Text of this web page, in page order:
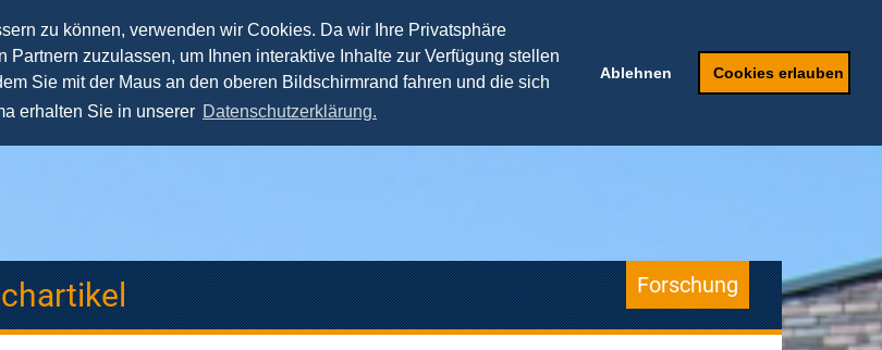
zu können, verwenden wir Cookies. Da wir Ihre Privatsphäre
zuzulassen, um Ihnen interaktive Inhalte zur Verfügung stellen
Sie mit der Maus an den oberen Bildschirmrand fahren und die sich
erhalten Sie in unserer Datenschutzerklärung.
Ablehnen Cookies erlauben
Lehre Forschung Praxis Team Speaker Weiterbildung
Forschung